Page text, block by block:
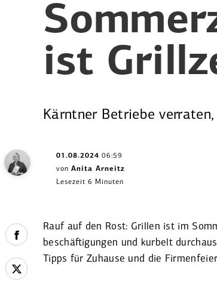
ist
Kärntner Betriebe
01.08.2024 06:59
von Anita Arneitz
Lesezeit 6 Minuten
Rauf auf den Rost: Grillen ist im
beschäftigungen und kurbelt
Tipps für Zuhause und die